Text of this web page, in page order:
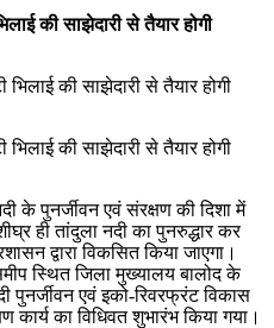
की साझेदारी से तैयार होगी
के पुनर्जीवन एवं संरक्षण की दिशा में
ही तांदुला नदी का पुनरुद्धार कर
द्वारा विकसित किया जाएगा।
स्थित जिला मुख्यालय बालोद के
पुनर्जीवन एवं इको-रिवरफ्रंट विकास
कार्य का विधिवत शुभारंभ किया गया।